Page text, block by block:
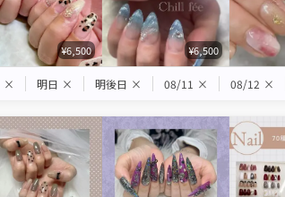
¥6,500 ¥6,500
× 明日 × 明後日 × 08/11 × 08/12 ×